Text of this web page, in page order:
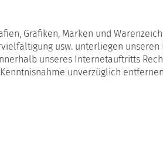
Grafiken, Marken und
usw. unterliegen
unseres Internetauftritts
unverzüglich